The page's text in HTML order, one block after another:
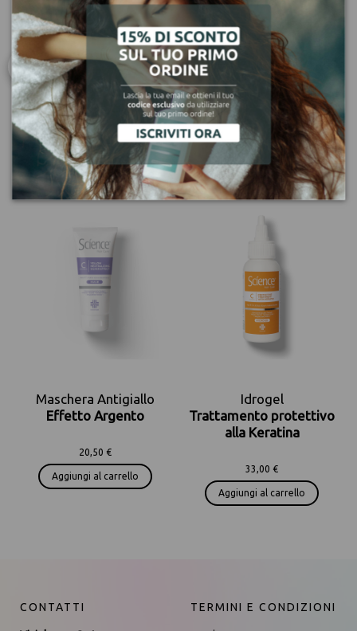
Hair Beauty Routine
Rituale Energizzante
colore in 3 step
65,90 €
Aggiungi al carrello
Shampoo Antigiallo
Effetto Argento
21,90 €
Aggiungi al carrello
Maschera Antigiallo
Effetto Argento
20,50 €
Aggiungi al carrello
Idrogel
Trattamento protettivo
alla Keratina
33,00 €
Aggiungi al carrello
CONTATTI TERMINI E CONDIZIONI